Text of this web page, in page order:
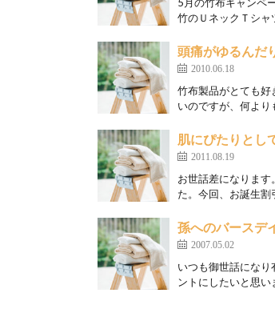
5月の竹布キャンペ
竹のＵネックＴシ
頭痛がゆるんだ
2010.06.18
竹布製品がとても好
いのですが、何よ
肌にぴたりとし
2011.08.19
お世話差になりま
た。今回、お誕生
孫へのバースデ
2007.05.02
いつも御世話にな
ントにしたいと思